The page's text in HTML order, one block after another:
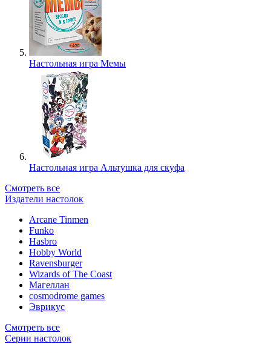
Настольная игра Мемы
Настольная игра Альтушка для скуфа
Смотреть все
Издатели настолок
Arcane Tinmen
Funko
Hasbro
Hobby World
Ravensburger
Wizards of The Coast
Магеллан
сosmodrome games
Эврикус
Смотреть все
Серии настолок